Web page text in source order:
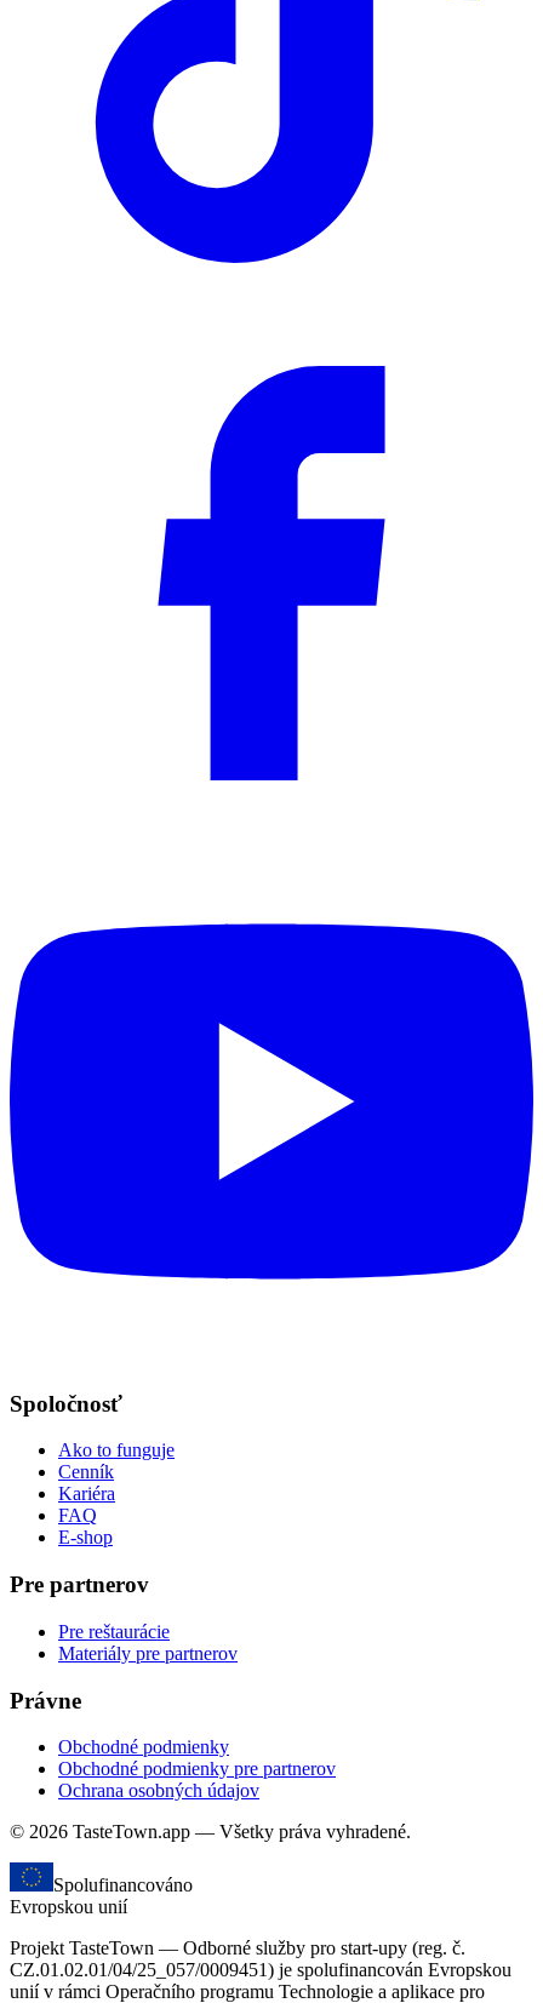
Spoločnosť
Ako to funguje
Cenník
Kariéra
FAQ
E-shop
Pre partnerov
Pre reštaurácie
Materiály pre partnerov
Právne
Obchodné podmienky
Obchodné podmienky pre partnerov
Ochrana osobných údajov
© 2026 TasteTown.app — Všetky práva vyhradené.
Spolufinancováno
Evropskou unií
Projekt TasteTown — Odborné služby pro start-upy (reg. č.
CZ.01.02.01/04/25_057/0009451) je spolufinancován Evropskou
unií v rámci Operačního programu Technologie a aplikace pro